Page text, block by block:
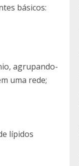
básicos:
agrupando-
uma rede;
lípidos